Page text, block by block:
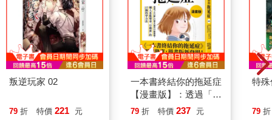
註1：內部報酬率（Internal Rate of Return, IRR）是投資期間增加
投資也能計算年化報酬率的方式。
如果在估值偏高情況下增加投資，即使中長期持有，仍可能降低
投資報酬率，遵守簡單、嚴謹的投資紀律，才能持續達成高報酬
率。
舉例來說，如果以每股100美元的合理價格買進A公司股票，3年
後每股漲到200美元，此時的投資報酬率為100%、3年的年化報酬
率是26%。但如果買入價格是120美元，同樣時間漲到200美元的
年化報酬率則只有18.6%。
叛逆玩家 02
79 折 特價 221 元
一本書終結你的拖延症
【漫畫版】：透過「小
行動」打開大腦的行動
79 折 特價 237 元
特
79 折